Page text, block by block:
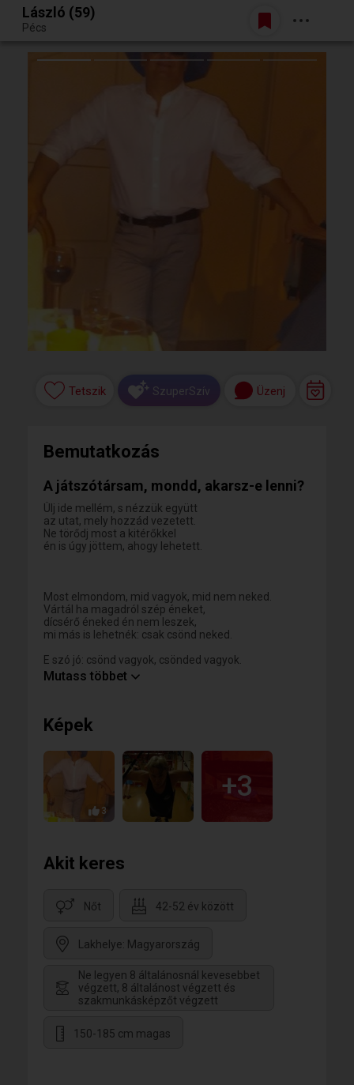
Egy jó randiból bármi lehet.
Belépés
László (59)
Pécs
Tetszik SzuperSzív Üzenj
Bemutatkozás
A játszótársam, mondd, akarsz-e lenni?
Ülj ide mellém, s nézzük együtt
az utat, mely hozzád vezetett.
Ne törődj most a kitérőkkel
én is úgy jöttem, ahogy lehetett.
Most elmondom, mid vagyok, mid nem neked.
Vártál ha magadról szép éneket,
dícsérő éneked én nem leszek,
mi más is lehetnék: csak csönd neked.
E szó jó: csönd vagyok, csönded vagyok.
Ha rám így kedved van maradhatok,
S folytatom mid vagyok, mid nem neked,
ha vártál lángot, az nem lehetek,
fölébem hajolj, lásd hamu vagyok,
belőlem csak jövőd jósolhatod.
Most elmondtam mid vagyok, mid nem neked.
Vártál ha magadról szép éneket,
dícsérő éneked én nem leszek,
mi más is lehetnék: csak csönd neked.
Mutass többet
Képek
3
+3
Akit keres
Nőt 42-52 év között
Lakhelye: Magyarország
Ne legyen 8 általánosnál kevesebbet
végzett, 8 általánost végzett és
szakmunkásképzőt végzett
150-185 cm magas